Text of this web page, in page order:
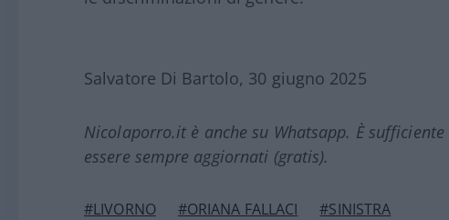
Salvatore Di Bartolo, 30 giugno 2025
Nicolaporro.it è anche su Whatsapp. È sufficiente
essere sempre aggiornati (gratis).
#LIVORNO #ORIANA FALLACI #SINISTRA